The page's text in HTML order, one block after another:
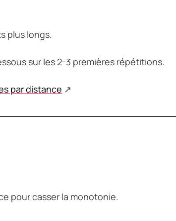
plus longs.
sur les 2-3 premières répétitions.
par distance ↗
pour casser la monotonie.